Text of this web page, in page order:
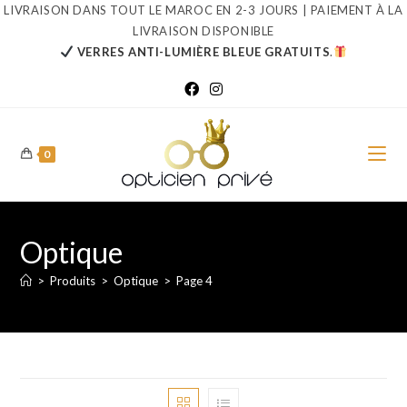
Skip
LIVRAISON DANS TOUT LE MAROC EN 2-3 JOURS | PAIEMENT À LA
LIVRAISON DISPONIBLE
VERRES ANTI-LUMIÈRE BLEUE GRATUITS.
0
Optique
> Produits > Optique > Page 4